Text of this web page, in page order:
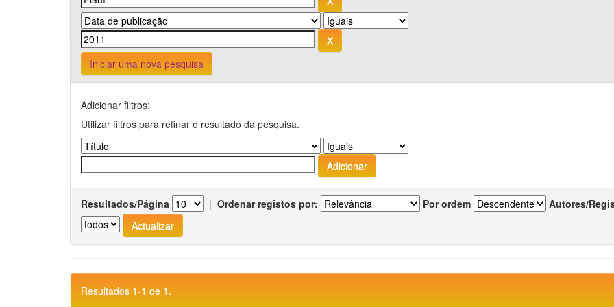
Iniciar uma nova pesquisa
Adicionar filtros:
Utilizar filtros para refinar o resultado da pesquisa.
Resultados/Página | Ordenar registos por: Por ordem Autores/
Resultados 1-1 de 1.